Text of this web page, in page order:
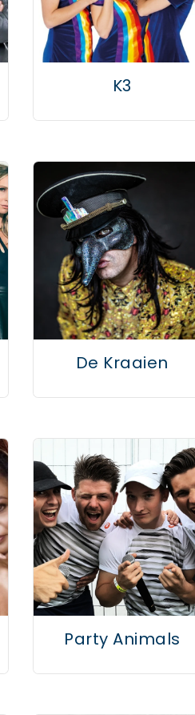
K3
De Kraaien
Party Animals